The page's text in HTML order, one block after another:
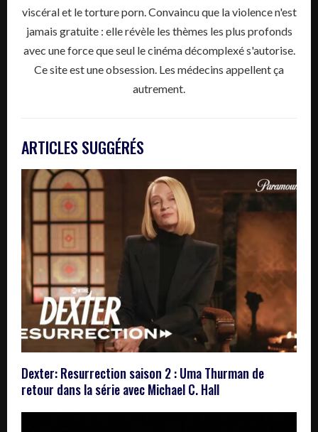
viscéral et le torture porn. Convaincu que la violence n'est
jamais gratuite : elle révèle les thèmes les plus profonds
avec une force que seul le cinéma décomplexé s'autorise.
Ce site est une obsession. Les médecins appellent ça
autrement.
ARTICLES SUGGÉRÉS
Dexter: Resurrection saison 2 : Uma Thurman de
retour dans la série avec Michael C. Hall